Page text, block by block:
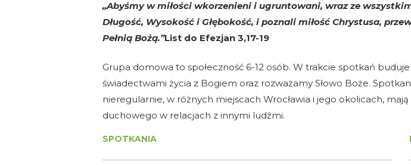
„Abyśmy w miłości wkorzenieni i ugruntowani, wraz ze
Długość, Wysokość i Głębokość, i poznali miłość Chrystusa,
Pełnią Bożą.”List do Efezjan 3,17-19
Grupa domowa to społeczność 6-12 osób. W trakcie spotkań
świadectwami życia z Bogiem oraz rozważamy Słowo Boże.
nieregularnie, w różnych miejscach Wrocławia i jego okolicach,
duchowego w relacjach z innymi ludźmi.
SPOTKANIA